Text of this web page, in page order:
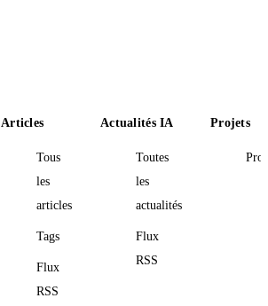
Articles
Tous
les
articles
Tags
Flux
RSS
Actualités IA
Toutes
les
actualités
Flux
RSS
Projets